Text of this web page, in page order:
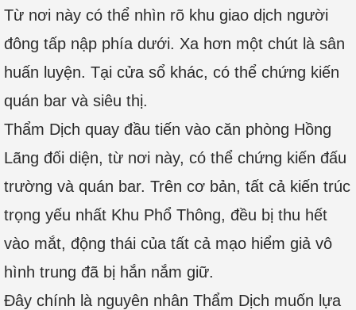
Từ nơi này có thể nhìn rõ khu giao dịch người
đông tấp nập phía dưới. Xa hơn một chút là sân
huấn luyện. Tại cửa sổ khác, có thể chứng kiến
quán bar và siêu thị.
Thẩm Dịch quay đầu tiến vào căn phòng Hồng
Lãng đối diện, từ nơi này, có thể chứng kiến đấu
trường và quán bar. Trên cơ bản, tất cả kiến trúc
trọng yếu nhất Khu Phổ Thông, đều bị thu hết
vào mắt, động thái của tất cả mạo hiểm giả vô
hình trung đã bị hắn nắm giữ.
Đây chính là nguyên nhân Thẩm Dịch muốn lựa